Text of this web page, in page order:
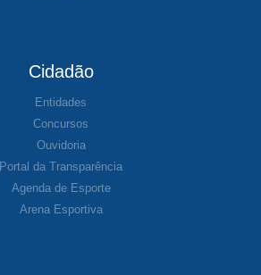
Cidadão
Entidades
Concursos
Ouvidoria
Portal da Transparência
Agenda de Esporte
Arena Esportiva